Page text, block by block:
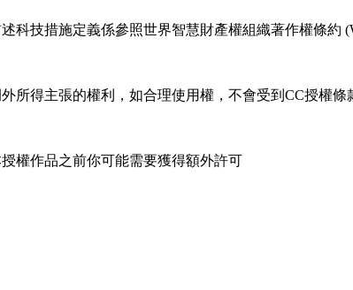
技措施定義係參照世界智慧財產權組織著作權條約
所得主張的權利，如合理使用權，不會受到CC授權條
權作品之前你可能需要獲得額外許可